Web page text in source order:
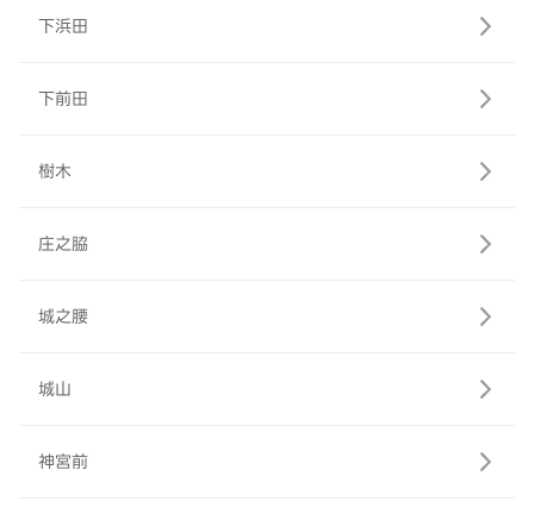
下浜田
下前田
樹木
庄之脇
城之腰
城山
神宮前